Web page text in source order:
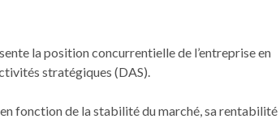
la position concurrentielle de l’entreprise en
stratégiques (DAS).
fonction de la stabilité du marché, sa rentabilité